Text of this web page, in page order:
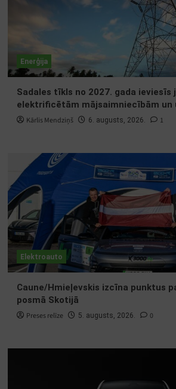
Enerģija
Sadales tīkls no 2027. gada ieviesīs
elektrificētām mājsaimniecībām un
Kārlis Mendziņš 6. augusts, 2026. 1
Elektroauto
Caune/Hmieļevskis izcīna punktus
posmā Skotijā
Preses relīze 5. augusts, 2026. 0